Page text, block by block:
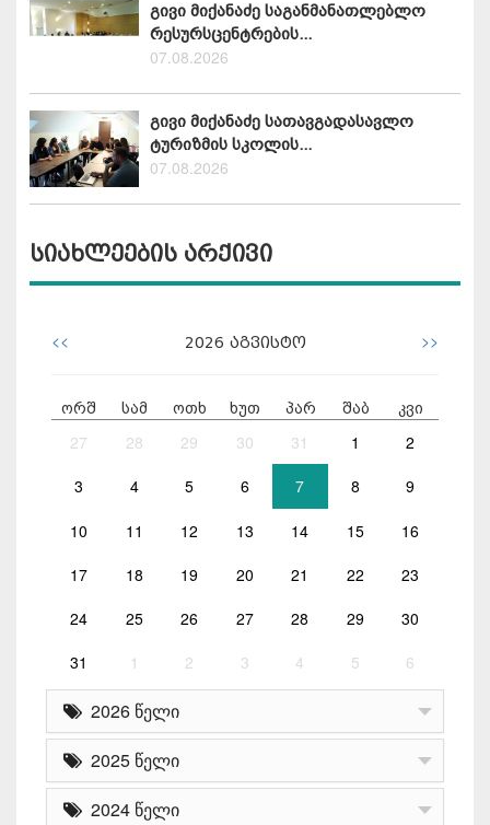
გივი მიქანაძე საგანმანათლებლო
რესურსცენტრების...
07.08.2026
გივი მიქანაძე სათავგადასავლო
ტურიზმის სკოლის...
07.08.2026
სიახლეების არქივი
<< 2026 აგვისტო >>
ორშ სამ ოთხ ხუთ პარ შაბ კვი
27 28 29 30 31 1 2
3 4 5 6 7 8 9
10 11 12 13 14 15 16
17 18 19 20 21 22 23
24 25 26 27 28 29 30
31 1 2 3 4 5 6
2026 წელი
2025 წელი
2024 წელი